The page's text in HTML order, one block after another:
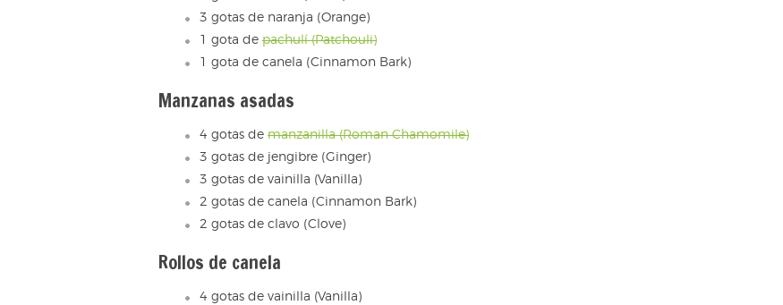
3 gotas de naranja (Orange)
1 gota de pachulí (Patchouli)
1 gota de canela (Cinnamon Bark)
Manzanas asadas
4 gotas de manzanilla (Roman Chamomile)
3 gotas de jengibre (Ginger)
3 gotas de vainilla (Vanilla)
2 gotas de canela (Cinnamon Bark)
2 gotas de clavo (Clove)
Rollos de canela
4 gotas de vainilla (Vanilla)